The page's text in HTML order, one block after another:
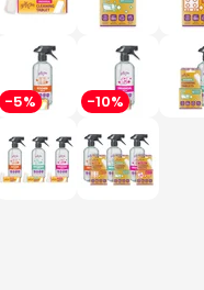
-5% -10%